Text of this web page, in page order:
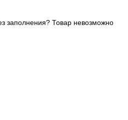
заполнения? Товар невозможно